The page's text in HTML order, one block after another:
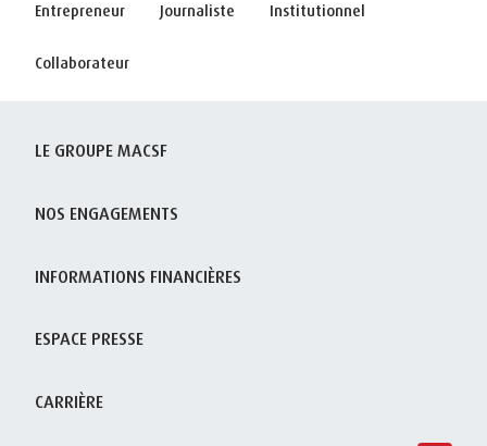
Entrepreneur Journaliste Institutionnel
Collaborateur
LE GROUPE MACSF
NOS ENGAGEMENTS
INFORMATIONS FINANCIÈRES
ESPACE PRESSE
CARRIÈRE